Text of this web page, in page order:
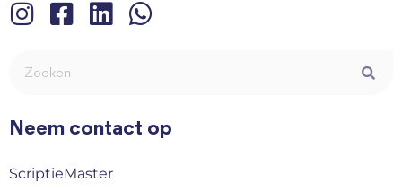
Neem contact op
ScriptieMaster